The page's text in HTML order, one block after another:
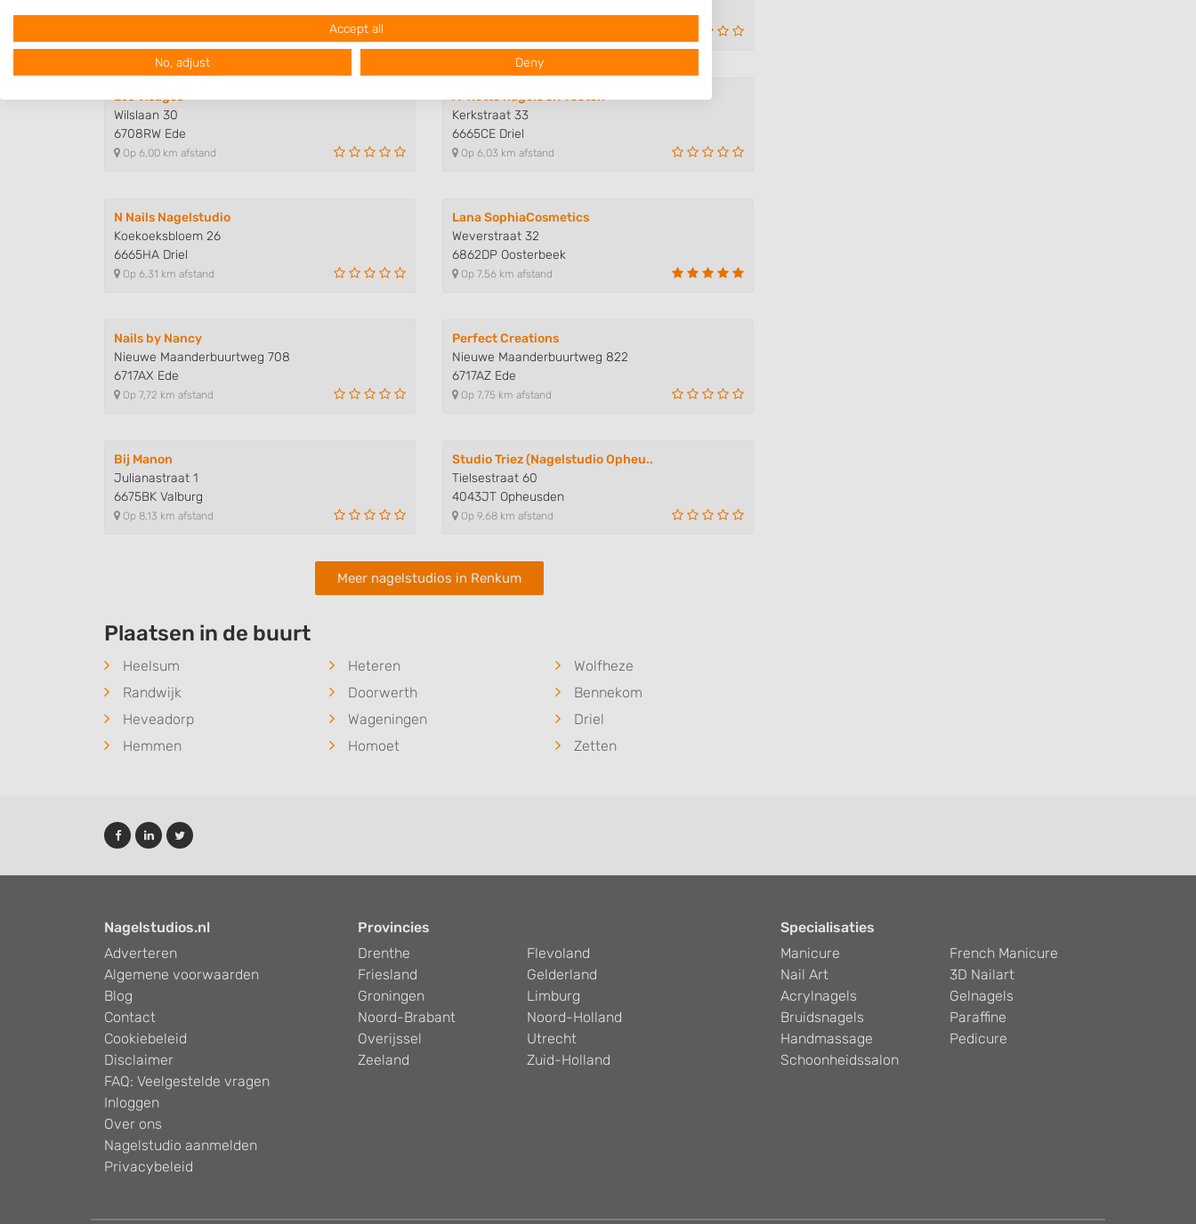
6701AH Wageningen
6708LV Wageningen
Les Visages
Wilslaan 30
6708RW Ede
Op 6,00 km afstand
A-nette nagels en voeten
Kerkstraat 33
6665CE Driel
Op 6,03 km afstand
N Nails Nagelstudio
Koekoeksbloem 26
6665HA Driel
Op 6,31 km afstand
Lana SophiaCosmetics
Weverstraat 32
6862DP Oosterbeek
Op 7,56 km afstand
Nails by Nancy
Nieuwe Maanderbuurtweg 708
6717AX Ede
Op 7,72 km afstand
Perfect Creations
Nieuwe Maanderbuurtweg 822
6717AZ Ede
Op 7,75 km afstand
Bij Manon
Julianastraat 1
6675BK Valburg
Op 8,13 km afstand
Studio Triez (Nagelstudio Opheu..
Tielsestraat 60
4043JT Opheusden
Op 9,68 km afstand
Meer nagelstudios in Renkum
Plaatsen in de buurt
Heelsum Heteren
Wolfheze
Randwijk
Doorwerth
Bennekom
Heveadorp
Wageningen
Driel
Hemmen
Homoet Zetten
Nagelstudios.nl
Adverteren
Algemene voorwaarden
Blog
Contact
Cookiebeleid
Disclaimer
FAQ: Veelgestelde vragen
Inloggen
Over ons
Nagelstudio aanmelden
Privacybeleid
Provincies
Drenthe
Flevoland
Friesland
Gelderland
Groningen
Limburg
Noord-Brabant
Noord-Holland
Overijssel
Utrecht
Zeeland
Zuid-Holland
Specialisaties
Manicure
French Manicure
Nail Art
3D Nailart
Acrylnagels
Gelnagels
Bruidsnagels
Paraffine
Handmassage
Pedicure
Schoonheidssalon
Use profiles to select personalised advertising
Create profiles to personalise content
Use profiles to select personalised content
Measure content performance
Understand audiences through statistics or combinations of data from different
Use limited data to select content
IAB Special Features:
Use precise geolocation data
Non-IAB processing purposes:
Accept all
No, adjust Deny